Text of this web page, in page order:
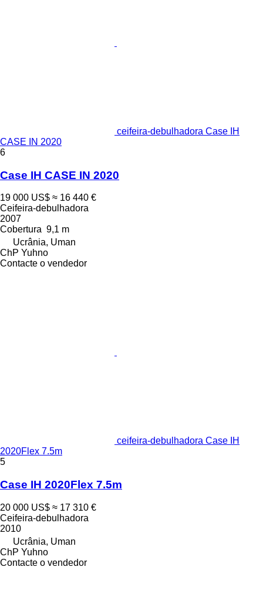
ceifeira-debulhadora Case IH
CASE IN 2020
6
Case IH CASE IN 2020
19 000 US$ ≈ 16 440 €
Ceifeira-debulhadora
2007
Cobertura 9,1 m
Ucrânia, Uman
ChP Yuhno
Contacte o vendedor
ceifeira-debulhadora Case IH
2020Flex 7.5m
5
Case IH 2020Flex 7.5m
20 000 US$ ≈ 17 310 €
Ceifeira-debulhadora
2010
Ucrânia, Uman
ChP Yuhno
Contacte o vendedor